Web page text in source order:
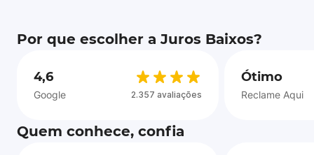
Por que escolher a Juros Baixos?
4,6
Google 2.357 avaliações
Ótimo
Reclame Aqui
Quem conhece, confia